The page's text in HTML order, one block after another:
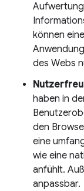
können
des Webs
haben in
den
eine
wie eine
anfühlt.
anpassbar.